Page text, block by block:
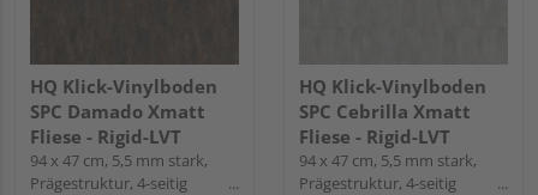
HQ Klick-Vinylboden
SPC Damado Xmatt
Fliese - Rigid-LVT
94 x 47 cm, 5,5 mm stark,
Prägestruktur, 4-seitig
HQ Klick-Vinylboden
SPC Cebrilla Xmatt
Fliese - Rigid-LVT
94 x 47 cm, 5,5 mm stark,
Prägestruktur, 4-seitig